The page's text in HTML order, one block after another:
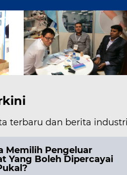
terbaru dan berita
Memilih Pengeluar
Yang Boleh Dipercayai